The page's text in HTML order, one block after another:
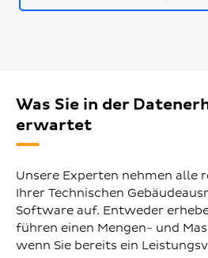
Was Sie in der
erwartet
Unsere Experten nehmen alle
Ihrer Technischen
Software auf. Entweder
führen einen Mengen- und
wenn Sie bereits ein